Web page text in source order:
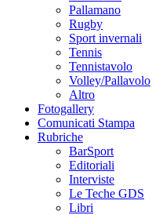
Pallamano
Rugby
Sport invernali
Tennis
Tennistavolo
Volley/Pallavolo
Altro
Fotogallery
Comunicati Stampa
Rubriche
BarSport
Editoriali
Interviste
Le Teche GDS
Libri